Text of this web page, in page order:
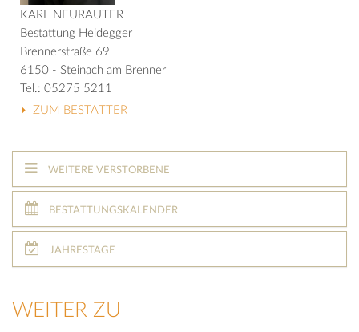
KARL NEURAUTER
Bestattung Heidegger
Brennerstraße 69
6150 - Steinach am Brenner
Tel.: 05275 5211
ZUM BESTATTER
WEITERE VERSTORBENE
BESTATTUNGSKALENDER
JAHRESTAGE
WEITER ZU